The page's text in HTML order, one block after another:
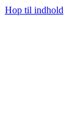
Hop til indhold